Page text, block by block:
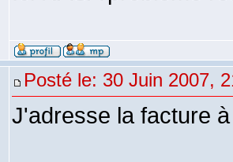
Posté le: 30 Juin 2007,
J'adresse la facture